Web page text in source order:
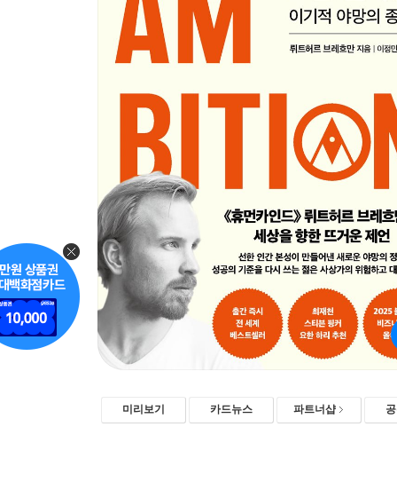
미리보기 카드뉴스 파트너샵